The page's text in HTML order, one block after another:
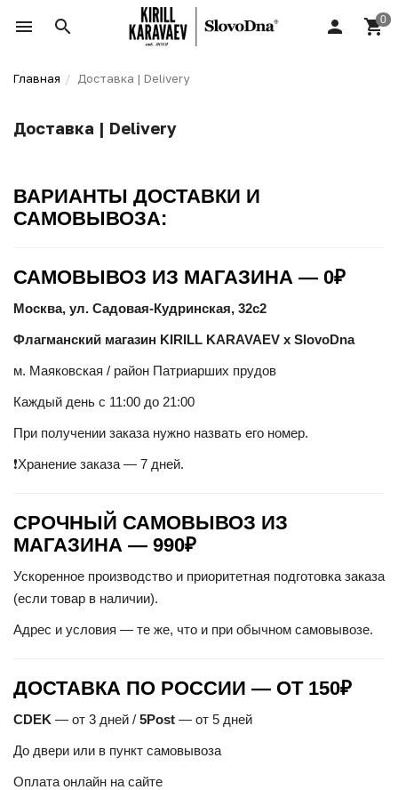
Главная Доставка | Delivery
Доставка | Delivery
ВАРИАНТЫ ДОСТАВКИ И
САМОВЫВОЗА:
САМОВЫВОЗ ИЗ МАГАЗИНА — 0₽
Москва, ул. Садовая-Кудринская, 32с2
Флагманский магазин KIRILL KARAVAEV x SlovoDna
м. Маяковская / район Патриарших прудов
Каждый день с 11:00 до 21:00
При получении заказа нужно назвать его номер.
❗Хранение заказа — 7 дней.
СРОЧНЫЙ САМОВЫВОЗ ИЗ
МАГАЗИНА — 990₽
Ускоренное производство и приоритетная подготовка заказа
(если товар в наличии).
Адрес и условия — те же, что и при обычном самовывозе.
ДОСТАВКА ПО РОССИИ — ОТ 150₽
CDEK — от 3 дней / 5Post — от 5 дней
До двери или в пункт самовывоза
Оплата онлайн на сайте